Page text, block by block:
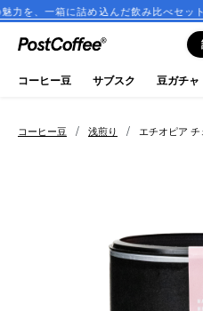
め込んだ飲み比べセットが登場！
close
ログイン
新規会員登録
コーヒー豆 / 浅煎り / エチオピア
コーヒー豆 サブスク 豆ガチャ